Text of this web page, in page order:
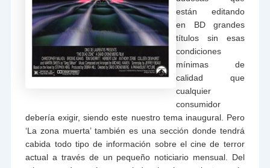
están editando
en BD grandes
títulos sin esas
condiciones
mínimas de
calidad que
cualquier
consumidor
debería exigir, siendo este nuestro tema inaugural. Pero
‘La zona muerta’ también es una sección donde tendrá
cabida todo tipo de información sobre el cine de terror
actual a través de un pequeño noticiario mensual. Del